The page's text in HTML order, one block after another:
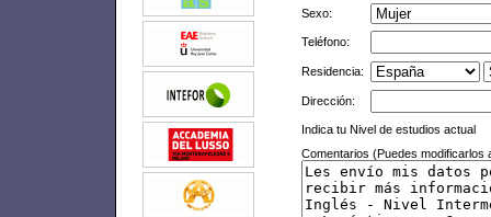
Sexo:
Teléfono:
Residencia:
Dirección:
Indica tu Nivel de estudios actual
Comentarios (Puedes modificarlos